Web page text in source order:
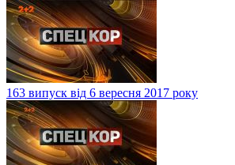
163 випуск від 6 вересня 2017 року